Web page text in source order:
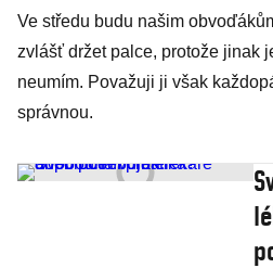
Ve středu budu našim
zvlášť držet palce, protože jinak
neumím. Považuji ji však
správnou.